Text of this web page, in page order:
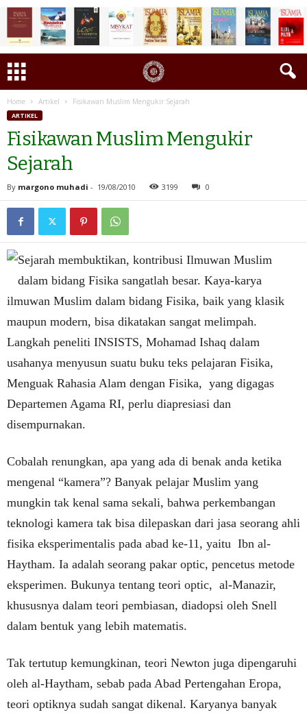
Home Artikel Fisikawan Muslim Mengukir Sejarah
ARTIKEL
Fisikawan Muslim Mengukir
Sejarah
By margono muhadi - 19/08/2010 3199 0
Sejarah membuktikan, kontribusi Ilmuwan Muslim
dalam bidang Fisika sangatlah besar. Kaya-karya
ilmuwan Muslim dalam bidang Fisika, baik yang klasik
maupun modern, bisa dikatakan sangat melimpah.
Langkah peneliti INSISTS, Mohamad Ishaq dalam
usahanya menyusun suatu buku teks pelajaran Fisika,
Menguak Rahasia Alam dengan Fisika, yang digagas
Departemen Agama RI, perlu diapresiasi dan
disempurnakan.
Cobalah renungkan, apa yang ada di benak anda ketika
mengenal “kamera”? Banyak pelajar Muslim yang
mungkin tak kenal sama sekali, bahwa perkembangan
teknologi kamera tak bisa dilepaskan dari jasa seorang ahli
fisika eksperimentalis pada abad ke-11, yaitu Ibn al-
Haytham. Ia adalah seorang pakar optic, pencetus metode
eksperimen. Bukunya tentang teori optic, al-Manazir,
khususnya dalam teori pembiasan, diadopsi oleh Snell
dalam bentuk yang lebih matematis.
Tak tertutup kemungkinan, teori Newton juga dipengaruhi
oleh al-Haytham, sebab pada Abad Pertengahan Eropa,
teori optiknya sudah sangat dikenal. Karyanya banyak